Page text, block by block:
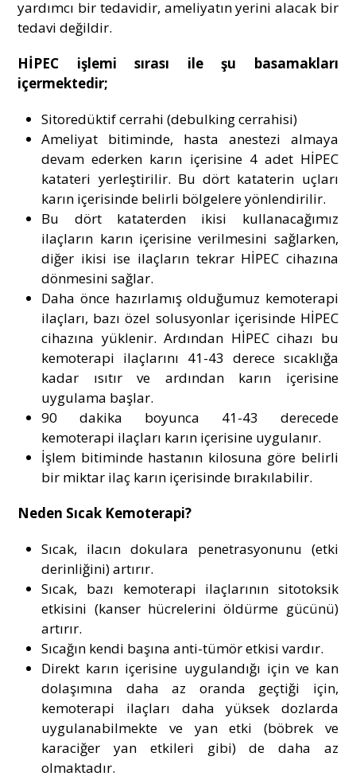
yardımcı bir tedavidir, ameliyatın yerini alacak bir
tedavi değildir.
HİPEC işlemi sırası ile şu basamakları
içermektedir;
Sitoredüktif cerrahi (debulking cerrahisi)
Ameliyat bitiminde, hasta anestezi almaya
devam ederken karın içerisine 4 adet HİPEC
katateri yerleştirilir. Bu dört kataterin uçları
karın içerisinde belirli bölgelere yönlendirilir.
Bu dört kataterden ikisi kullanacağımız
ilaçların karın içerisine verilmesini sağlarken,
diğer ikisi ise ilaçların tekrar HİPEC cihazına
dönmesini sağlar.
Daha önce hazırlamış olduğumuz kemoterapi
ilaçları, bazı özel solusyonlar içerisinde HİPEC
cihazına yüklenir. Ardından HİPEC cihazı bu
kemoterapi ilaçlarını 41-43 derece sıcaklığa
kadar ısıtır ve ardından karın içerisine
uygulama başlar.
90 dakika boyunca 41-43 derecede
kemoterapi ilaçları karın içerisine uygulanır.
İşlem bitiminde hastanın kilosuna göre belirli
bir miktar ilaç karın içerisinde bırakılabilir.
Neden Sıcak Kemoterapi?
Sıcak, ilacın dokulara penetrasyonunu (etki
derinliğini) artırır.
Sıcak, bazı kemoterapi ilaçlarının sitotoksik
etkisini (kanser hücrelerini öldürme gücünü)
artırır.
Sıcağın kendi başına anti-tümör etkisi vardır.
Direkt karın içerisine uygulandığı için ve kan
dolaşımına daha az oranda geçtiği için,
kemoterapi ilaçları daha yüksek dozlarda
uygulanabilmekte ve yan etki (böbrek ve
karaciğer yan etkileri gibi) de daha az
olmaktadır.